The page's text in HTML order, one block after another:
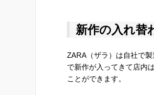
新作の入れ替
ZARA（ザラ）は自社で
で新作が入ってきて店内
ことができます。